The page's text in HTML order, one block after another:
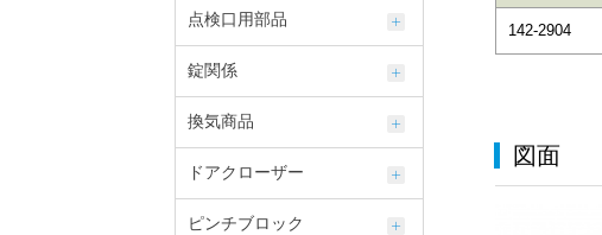
142-2904
図面
点検口用部品
錠関係
換気商品
ドアクローザー
ピンチブロック